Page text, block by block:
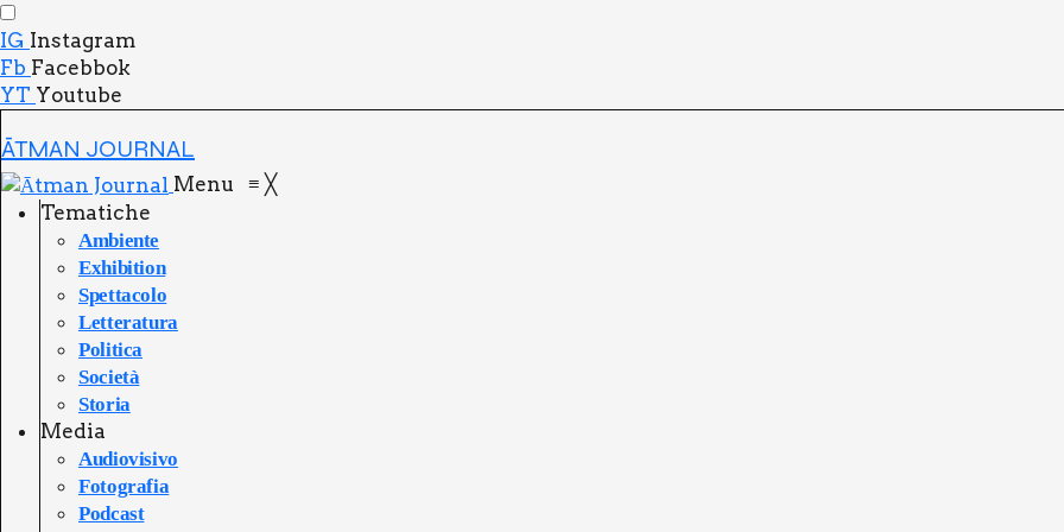
IG Instagram
Fb Facebbok
YT Youtube
ĀTMAN JOURNAL
Menu ≡ ╳
Tema­ti­che
Ambien­te
Exhi­bi­tion
Spet­ta­co­lo
Let­te­ra­tu­ra
Poli­ti­ca
Socie­tà
Sto­ria
Media
Audio­vi­si­vo
Foto­gra­fia
Pod­ca­st